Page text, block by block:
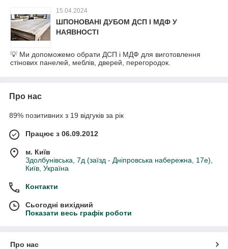
15.04.2024
ШПОНОВАНІ ДУБОМ ДСП І МДФ У
НАЯВНОСТІ
💡 Ми допоможемо обрати ДСП і МДФ для виготовлення
стінових панелей, меблів, дверей, перегородок.
Про нас
89% позитивних з 19 відгуків за рік
Працює з 06.09.2012
м. Київ
Здолбунівська, 7д (заїзд - Дніпровська набережна, 17е),
Київ, Україна
Контакти
Сьогодні вихідний
Показати весь графік роботи
Про нас